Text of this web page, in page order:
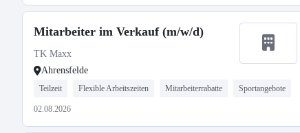
Mitarbeiter im Verkauf (m/w/d)
TK Maxx
Ahrensfelde
Teilzeit Flexible Arbeitszeiten Mitarbeiterrabatte Sportangebote
02.08.2026